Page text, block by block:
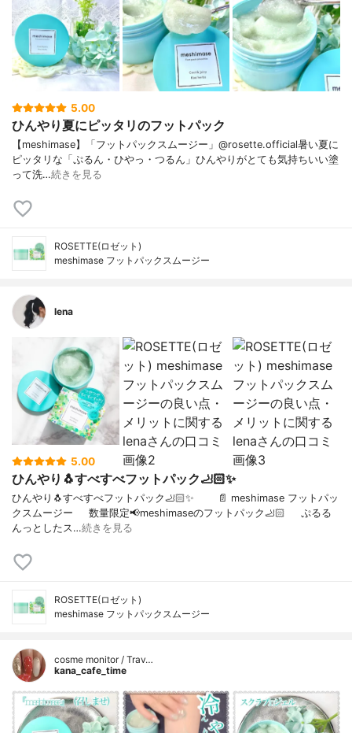
5.00
ひんやり夏にピッタリのフットパック
【meshimase】「フットパックスムージー」@rosette.official暑い夏に
ピッタリな「ぷるん・ひやっ・つるん」ひんやりがとても気持ちいい塗
って洗…続きを見る
ROSETTE(ロゼット)
meshimase フットパックスムージー
lena
5.00
ひんやり🐧すべすべフットパック🦶🏻✨
ひんやり🐧すべすべフットパック🦶🏻✨⠀⠀⠀📄 meshimase フットパッ
クスムージー⠀⠀数量限定📢meshimaseのフットパック🦶🏻⠀⠀ぷるる
んっとしたス…続きを見る
ROSETTE(ロゼット)
meshimase フットパックスムージー
cosme monitor / Trav…
kana_cafe_time